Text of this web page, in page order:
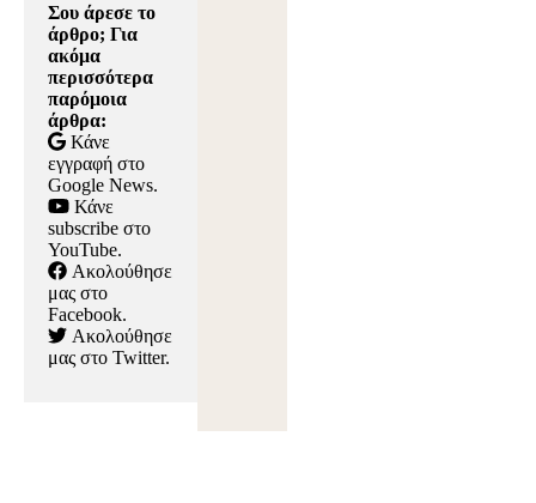
Σου άρεσε το
άρθρο; Για
ακόμα
περισσότερα
παρόμοια
άρθρα:
Κάνε
εγγραφή στο
Google News.
Κάνε
subscribe στο
YouTube.
Ακολούθησε
μας στο
Facebook.
Ακολούθησε
μας στο Twitter.